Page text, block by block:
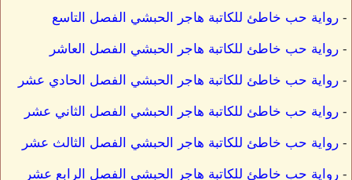
- رواية حب خاطئ للكاتبة هاجر الحبشي الفصل التاسع
- رواية حب خاطئ للكاتبة هاجر الحبشي الفصل العاشر
- رواية حب خاطئ للكاتبة هاجر الحبشي الفصل الحادي عشر
- رواية حب خاطئ للكاتبة هاجر الحبشي الفصل الثاني عشر
- رواية حب خاطئ للكاتبة هاجر الحبشي الفصل الثالث عشر
- رواية حب خاطئ للكاتبة هاجر الحبشي الفصل الرابع عشر